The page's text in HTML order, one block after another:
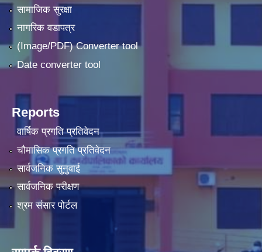
सामाजिक सुरक्षा
नागरिक वडापत्र
(Image/PDF) Converter tool
Date converter tool
Reports
वार्षिक प्रगति प्रतिवेदन
चौमासिक प्रगति प्रतिवेदन
सार्वजनिक सुनुवाई
सार्वजनिक परीक्षण
श्रम संसार पोर्टल